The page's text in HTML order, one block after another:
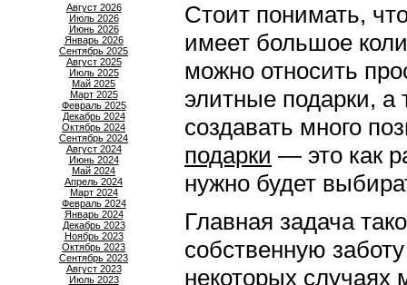
Август 2026
Июль 2026
Июнь 2026
Январь 2026
Сентябрь 2025
Август 2025
Июль 2025
Май 2025
Март 2025
Февраль 2025
Декабрь 2024
Октябрь 2024
Сентябрь 2024
Август 2024
Июнь 2024
Май 2024
Апрель 2024
Март 2024
Февраль 2024
Январь 2024
Декабрь 2023
Ноябрь 2023
Октябрь 2023
Сентябрь 2023
Август 2023
Июль 2023
Стоит понимать,
имеет большое
можно относить
элитные подарки, а
создавать много
подарки — это как
нужно будет
Главная задача
собственную
некоторых случаях